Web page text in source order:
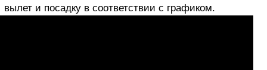
вылет и посадку в соответствии с графиком.